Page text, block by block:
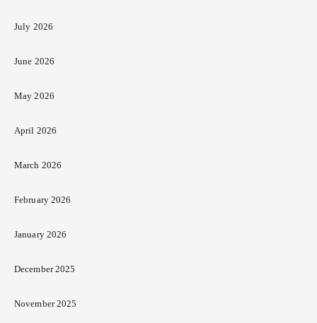
July 2026
June 2026
May 2026
April 2026
March 2026
February 2026
January 2026
December 2025
November 2025